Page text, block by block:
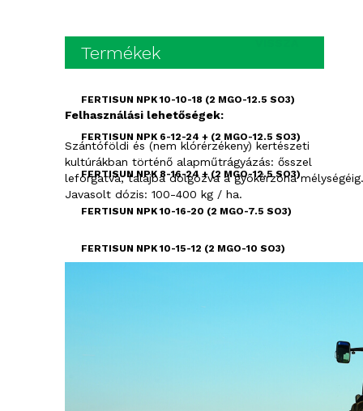
Termékek
FERTISUN NPK 10-10-18 (2 MGO-12.5 SO3)
FERTISUN NPK 6-12-24 + (2 MGO-12.5 SO3)
FERTISUN NPK 8-16-24 + (2 MGO-12.5 SO3)
FERTISUN NPK 10-16-20 (2 MGO-7.5 SO3)
FERTISUN NPK 10-15-12 (2 MGO-10 SO3)
Felhasználási lehetőségek:
Szántóföldi és (nem klórérzékeny) kertészeti
kultúrákban történő alapműtrágyázás: ősszel
leforgatva, talajba dolgozva a gyökérzóna mélységéig.
Javasolt dózis: 100-400 kg / ha.